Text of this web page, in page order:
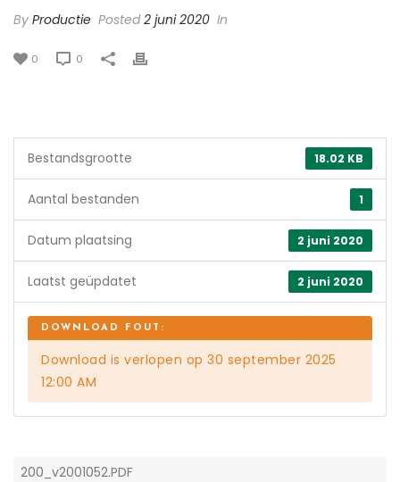
By Productie Posted2 juni 2020 In
0 0
18.02 KB
Bestandsgrootte
1
Aantal bestanden
2 juni 2020
Datum plaatsing
2 juni 2020
Laatst geüpdatet
Download is verlopen op 30 september 2025
12:00 AM
200_v2001052.PDF